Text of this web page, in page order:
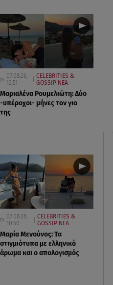
07.08.26,
12:51
CELEBRITIES &
GOSSIP ΝΕΑ
Μαριαλένα Ρουμελιώτη: Δύο
-υπέροχοι- μήνες τον γιο
της
07.08.26,
10:50
CELEBRITIES &
GOSSIP ΝΕΑ
Μαρία Μενούνος: Τα
στιγμιότυπα με ελληνικό
άρωμα και ο απολογισμός